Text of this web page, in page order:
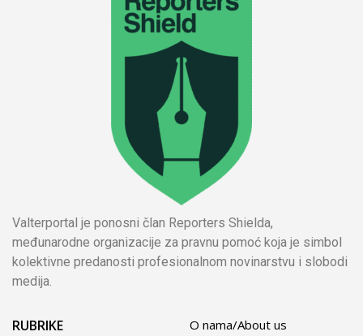
Valterportal je ponosni član Reporters Shielda,
međunarodne organizacije za pravnu pomoć koja je simbol
kolektivne predanosti profesionalnom novinarstvu i slobodi
medija.
RUBRIKE
O nama/About us